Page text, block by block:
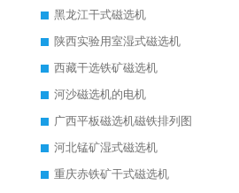
黑龙江干式磁选机
陕西实验用室湿式磁选机
西藏干选铁矿磁选机
河沙磁选机的电机
广西平板磁选机磁铁排列图
河北锰矿湿式磁选机
重庆赤铁矿干式磁选机